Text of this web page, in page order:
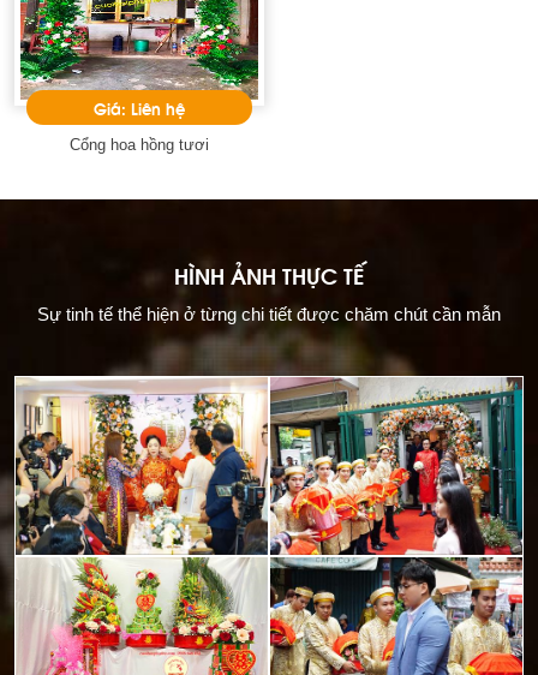
Giá: Liên hệ
Cổng hoa hồng tươi
HÌNH ẢNH THỰC TẾ
Sự tinh tế thể hiện ở từng chi tiết được chăm chút cần mẫn